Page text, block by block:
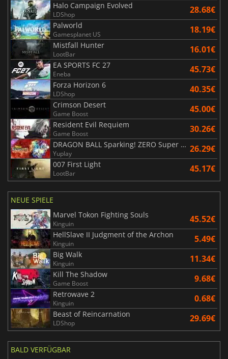
Halo Campaign Evolved
LDShop 28.68€
Palworld
Gamesplanet US 18.19€
Mistfall Hunter
LootBar 16.01€
EA SPORTS FC 27
Eneba 45.73€
Forza Horizon 6
LDShop 40.35€
Crimson Desert
Game Boost 45.00€
Resident Evil Requiem
Game Boost 30.26€
DRAGON BALL Sparking! ZERO Super Limit Breaking NEO
Yuplay 26.29€
007 First Light
LootBar 45.17€
NEUE SPIELE
Marvel Tokon Fighting Souls
Kinguin 45.52€
HellSlave II Judgment of the Archon
Kinguin 5.49€
Big Walk
Kinguin 11.34€
Kill The Shadow
Game Boost 9.68€
Retrowave 2
Kinguin 0.68€
Beast of Reincarnation
LDShop 29.69€
BALD VERFÜGBAR